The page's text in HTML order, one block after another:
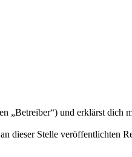
„Betreiber“) und erklärst dich
dieser Stelle veröffentlichten